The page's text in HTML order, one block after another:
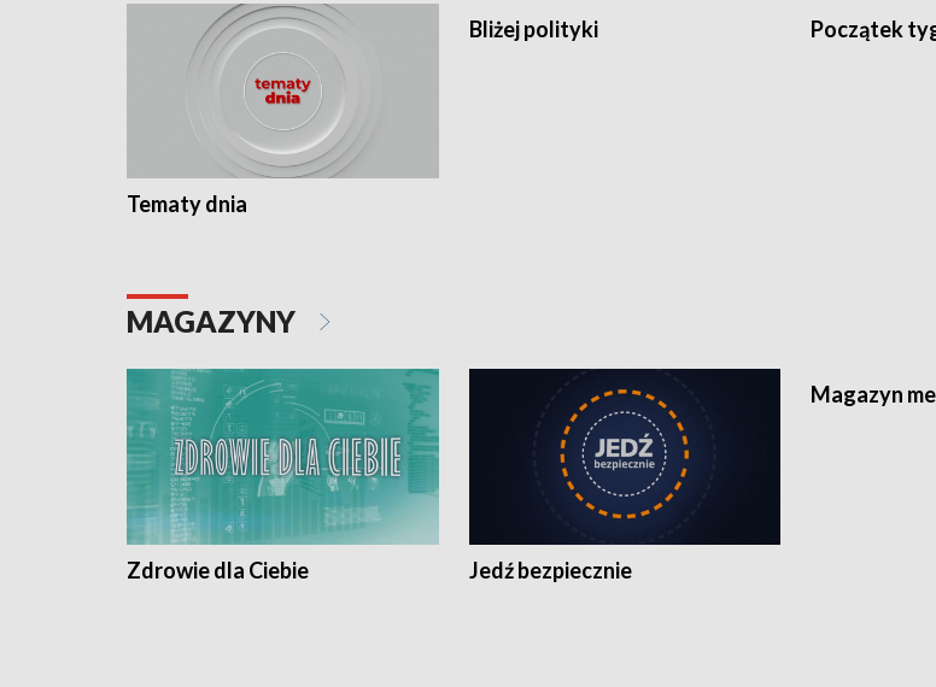
Tematy dnia
Bliżej polityki Początek
MAGAZYNY
Zdrowie dla Ciebie Jedź bezpiecznie
Magazyn